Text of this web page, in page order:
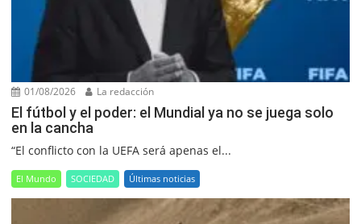
01/08/2026 La redacción
El fútbol y el poder: el Mundial ya no se juega solo
en la cancha
“El conflicto con la UEFA será apenas el...
El Mundo SOCIEDAD Últimas noticias